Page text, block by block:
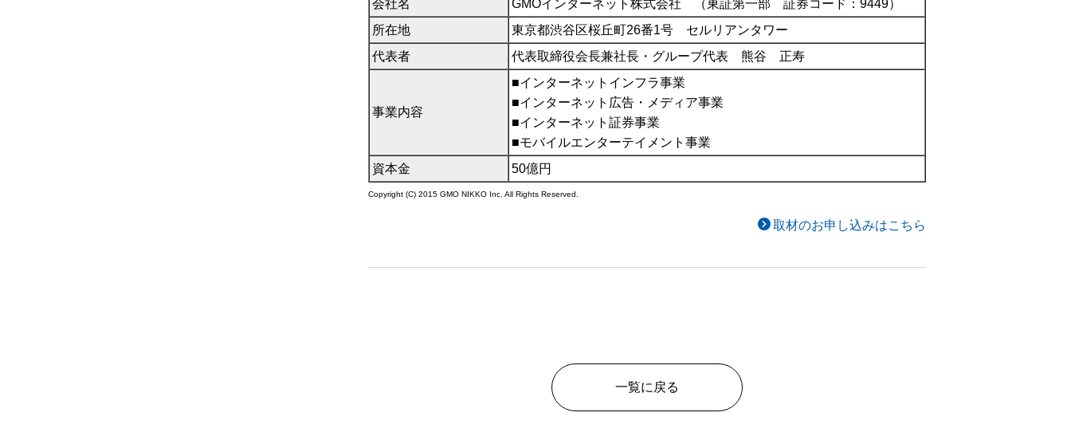
会社名
GMOインターネット株式会社 （東証第一部 証券コード：9449）
所在地
東京都渋谷区桜丘町26番1号 セルリアンタワー
代表者
代表取締役会長兼社長・グループ代表 熊谷 正寿
事業内容
■インターネットインフラ事業
■インターネット広告・メディア事業
■インターネット証券事業
■モバイルエンターテイメント事業
資本金
50億円
Copyright (C) 2015 GMO NIKKO Inc. All Rights Reserved.
取材のお申し込みはこちら
一覧に戻る